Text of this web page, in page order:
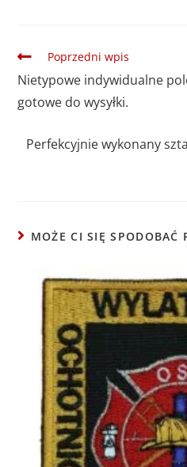
Poprzedni wpis
Nietypowe indywidualne
gotowe do wysyłki.
Perfekcyjnie wykonany
MOŻE CI SIĘ SPODOBAĆ